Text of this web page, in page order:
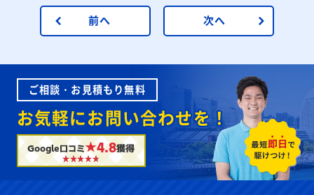
前へ 次へ
ご相談・お見積もり無料
お気軽にお問い合わせを！
Google口コミ★4.8獲得